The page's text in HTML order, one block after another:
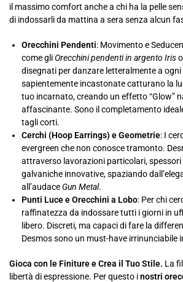
il massimo comfort anche a chi ha la pelle
di indossarli da mattina a sera senza alcun
Orecchini Pendenti: Movimento e
come gliOrecchini pendenti in argento Iris
disegnati per danzare letteralmente a
sapientemente incastonate catturano la
tuo incarnato, creando un effetto “Glow”
affascinante. Sono il completamento
tagli corti.
Cerchi (Hoop Earrings) e Geometrie: I
evergreen che non conosce tramonto.
attraverso lavorazioni particolari,
galvaniche innovative, spaziando
all’audace Gun Metal.
Punti Luce e Orecchini a Lobo: Per chi
raffinatezza da indossare tutti i giorni in
libero. Discreti, ma capaci di fare la
Desmos sono un must-have irrinunciabile
Gioca con le Finiture e Crea il Tuo Stile. La
libertà di espressione. Per questo inostri